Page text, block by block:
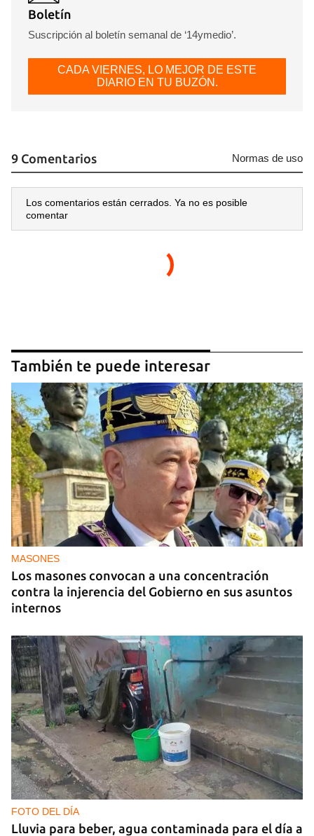
Boletín
Suscripción al boletín semanal de ‘14ymedio’.
CADA VIERNES, LO MEJOR DE ESTE
DIARIO EN TU BUZÓN.
9 Comentarios Normas de uso
Los comentarios están cerrados. Ya no es posible
comentar
También te puede interesar
MASONES
Los masones convocan a una concentración
contra la injerencia del Gobierno en sus asuntos
internos
FOTO DEL DÍA
Lluvia para beber, agua contaminada para el día a